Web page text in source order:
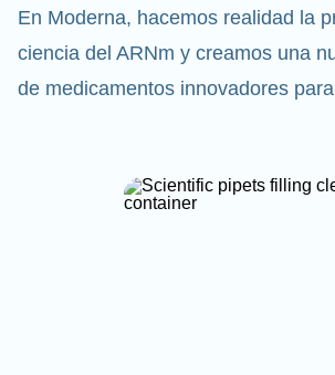
En Moderna, hacemos realidad la
ciencia del ARNm y creamos una
de medicamentos innovadores